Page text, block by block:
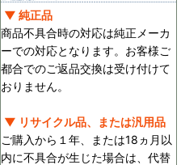
▼ 純正品
商品不具合時の対応は純正メーカ
ーでの対応となります。お客様ご
都合でのご返品交換は受け付けて
おりません。
▼ リサイクル品、または汎用品
ご購入から１年、または18ヵ月以
内に不具合が生じた場合は、代替